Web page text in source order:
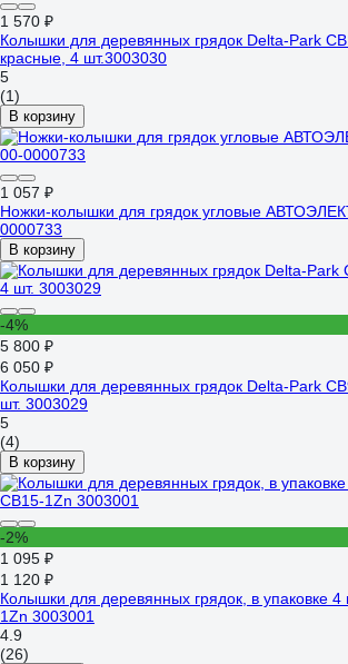
1 570 ₽
Колышки для деревянных грядок Delta-Park
красные, 4 шт.3003030
5
(1)
В корзину
1 057 ₽
Ножки-колышки для грядок угловые
0000733
В корзину
-4%
5 800 ₽
6 050 ₽
Колышки для деревянных грядок Delta-Park
шт. 3003029
5
(4)
В корзину
-2%
1 095 ₽
1 120 ₽
Колышки для деревянных грядок, в упаковке
1Zn 3003001
4.9
(26)